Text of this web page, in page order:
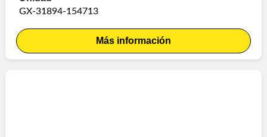
GX-31894-154713
Más información